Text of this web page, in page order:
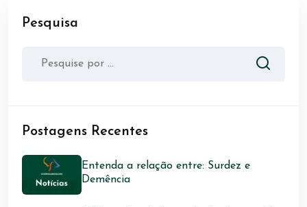
Pesquisa
Postagens Recentes
Entenda a relação entre: Surdez e
Demência